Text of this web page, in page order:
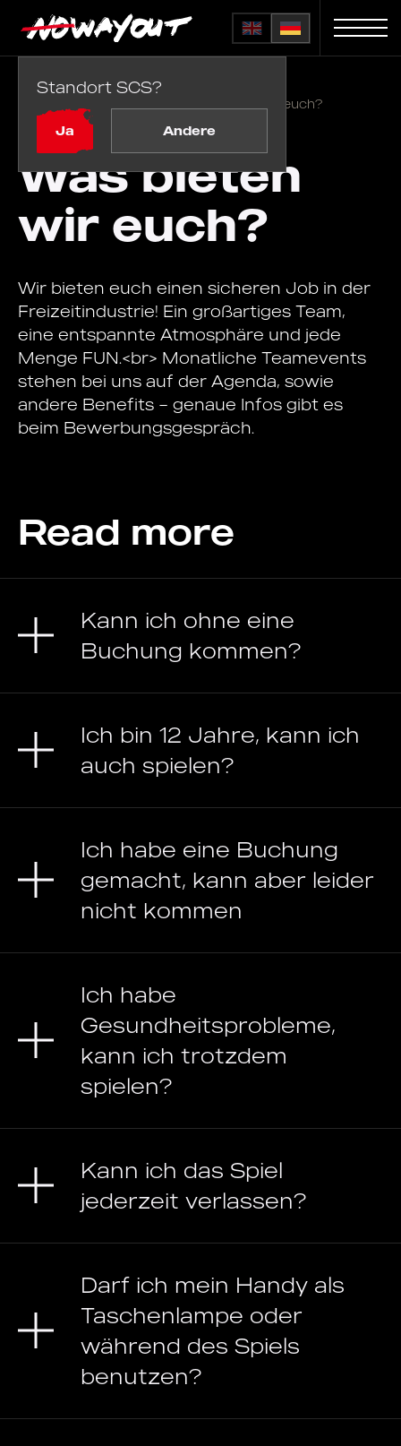
Standort SCS?
Ja Andere
Was bieten wir euch?
Was bieten
wir euch?
Wir bieten euch einen sicheren Job in der
Freizeitindustrie! Ein großartiges Team,
eine entspannte Atmosphäre und jede
Menge FUN.<br> Monatliche Teamevents
stehen bei uns auf der Agenda, sowie
andere Benefits – genaue Infos gibt es
beim Bewerbungsgespräch.
Read more
Kann ich ohne eine
Buchung kommen?
Ich bin 12 Jahre, kann ich
auch spielen?
Ich habe eine Buchung
gemacht, kann aber leider
nicht kommen
Ich habe
Gesundheitsprobleme,
kann ich trotzdem
spielen?
Kann ich das Spiel
jederzeit verlassen?
Darf ich mein Handy als
Taschenlampe oder
während des Spiels
benutzen?